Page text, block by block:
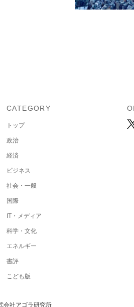
CATEGORY
トップ
政治
経済
ビジネス
社会・一般
国際
IT・メディア
科学・文化
エネルギー
書評
こども版
会社アゴラ研究所